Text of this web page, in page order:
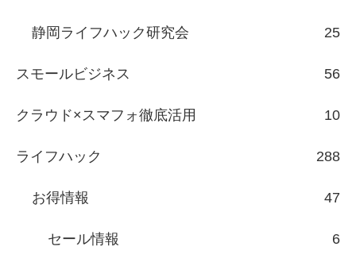
静岡ライフハック研究会 25
スモールビジネス 56
クラウド×スマフォ徹底活用 10
ライフハック 288
お得情報 47
セール情報 6